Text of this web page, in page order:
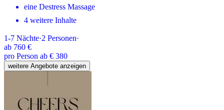
eine Destress Massage
4 weitere Inhalte
1-7 Nächte·2 Personen·
ab 760 €
pro Person ab € 380
weitere Angebote anzeigen